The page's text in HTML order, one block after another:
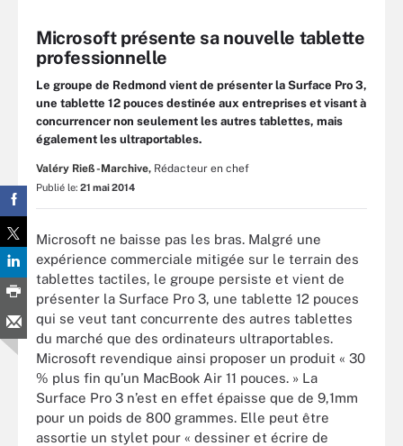
Microsoft présente sa nouvelle tablette
professionnelle
Le groupe de Redmond vient de présenter la Surface Pro 3,
une tablette 12 pouces destinée aux entreprises et visant à
concurrencer non seulement les autres tablettes, mais
également les ultraportables.
Valéry Rieß-Marchive, Rédacteur en chef
Publié le: 21 mai 2014
Microsoft ne baisse pas les bras. Malgré une
expérience commerciale mitigée sur le terrain des
tablettes tactiles, le groupe persiste et vient de
présenter la Surface Pro 3, une tablette 12 pouces
qui se veut tant concurrente des autres tablettes
du marché que des ordinateurs ultraportables.
Microsoft revendique ainsi proposer un produit « 30
% plus fin qu’un MacBook Air 11 pouces. » La
Surface Pro 3 n’est en effet épaisse que de 9,1mm
pour un poids de 800 grammes. Elle peut être
assortie un stylet pour « dessiner et écrire de